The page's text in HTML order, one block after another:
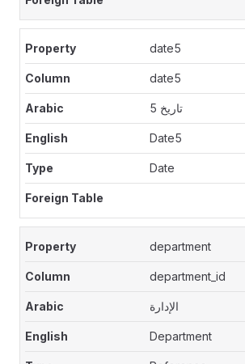
date5
date5
تاريخ 5
Date5
Date
department
department_id
الإدارة
Department